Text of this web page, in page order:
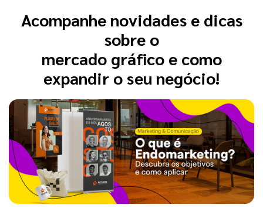
Acompanhe novidades e dicas
sobre o
mercado gráfico e como
expandir o seu negócio!